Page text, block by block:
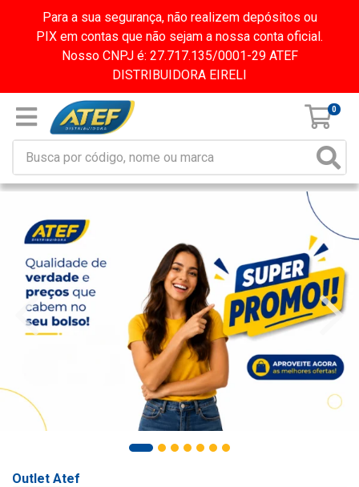
Para a sua segurança, não realizem depósitos ou
PIX em contas que não sejam a nossa conta oficial.
Nosso CNPJ é: 27.717.135/0001-29 ATEF
DISTRIBUIDORA EIRELI
0
Outlet Atef